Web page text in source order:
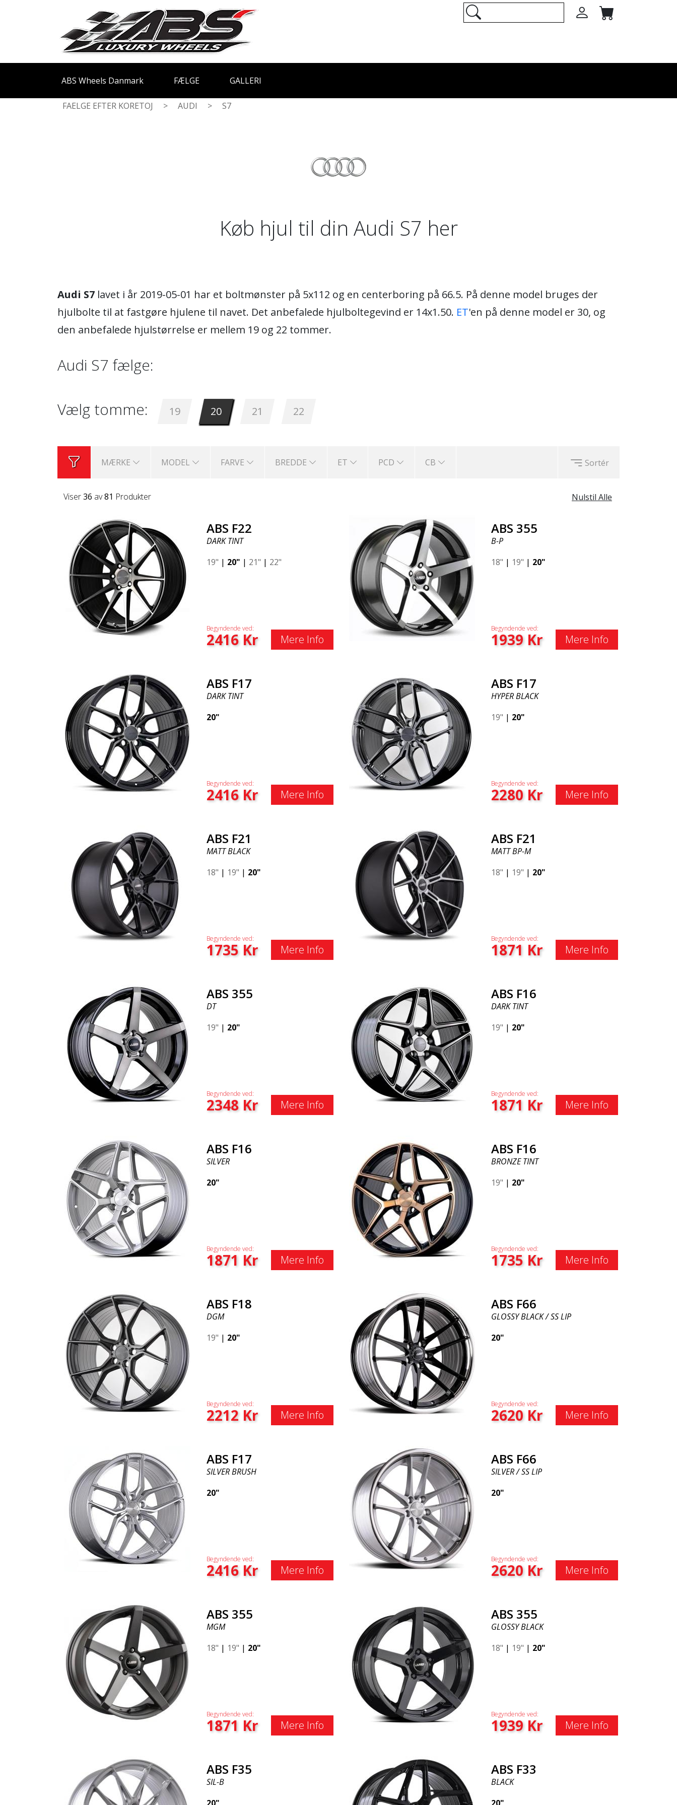
ABS Wheels Danmark FÆLGE GALLERI
FAELGE EFTER KORETOJ > AUDI > S7
Køb hjul til din Audi S7 her
Audi S7 lavet i år 2019-05-01 har et boltmønster på 5x112 og en centerboring på 66.5. På denne model bruges der
hjulbolte til at fastgøre hjulene til navet. Det anbefalede hjulboltegevind er 14x1.50. ET'en på denne model er 30, og
den anbefalede hjulstørrelse er mellem 19 og 22 tommer.
Audi S7 fælge:
Vælg tomme: 19 20 21 22
MÆRKE MODEL FARVE BREDDE ET PCD CB Sortér
Nulstil Alle
Viser36 av81 Produkter
ABS F22
DARK TINT
19" | 20" | 21" | 22"
Begyndende ved:
2416Kr Mere Info
ABS 355
B-P
18" | 19" | 20"
Begyndende ved:
1939Kr Mere Info
ABS F17
DARK TINT
20"
Begyndende ved:
2416Kr Mere Info
ABS F17
HYPER BLACK
19" | 20"
Begyndende ved:
2280Kr Mere Info
ABS F21
MATT BLACK
18" | 19" | 20"
Begyndende ved:
1735Kr Mere Info
ABS F21
MATT BP-M
18" | 19" | 20"
Begyndende ved:
1871 Kr Mere Info
ABS 355
DT
19" | 20"
Begyndende ved:
2348Kr Mere Info
ABS F16
DARK TINT
19" | 20"
Begyndende ved:
1871 Kr Mere Info
ABS F16
SILVER
20"
Begyndende ved:
1871 Kr Mere Info
ABS F16
BRONZE TINT
19" | 20"
Begyndende ved:
1735Kr Mere Info
ABS F18
DGM
19" | 20"
Begyndende ved:
2212Kr Mere Info
ABS F66
GLOSSY BLACK / SS LIP
20"
Begyndende ved:
2620Kr Mere Info
ABS F17
SILVER BRUSH
20"
Begyndende ved:
2416Kr Mere Info
ABS F66
SILVER / SS LIP
20"
Begyndende ved:
2620Kr Mere Info
ABS 355
MGM
18" | 19" | 20"
Begyndende ved:
1871 Kr Mere Info
ABS 355
GLOSSY BLACK
18" | 19" | 20"
Begyndende ved:
1939Kr Mere Info
ABS F35
SIL-B
ABS F33
BLACK